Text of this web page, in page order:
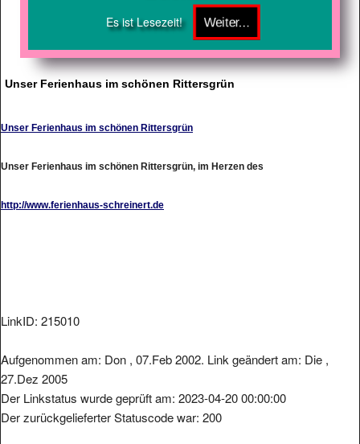
Es ist Lesezeit!
Unser Ferienhaus im schönen Rittersgrün
Unser Ferienhaus im schönen Rittersgrün
Unser Ferienhaus im schönen Rittersgrün, im Herzen des
http://www.ferienhaus-schreinert.de
LinkID: 215010
Aufgenommen am: Don , 07.Feb 2002. Link geändert am: Die ,
27.Dez 2005
Der Linkstatus wurde geprüft am: 2023-04-20 00:00:00
Der zurückgelieferter Statuscode war: 200